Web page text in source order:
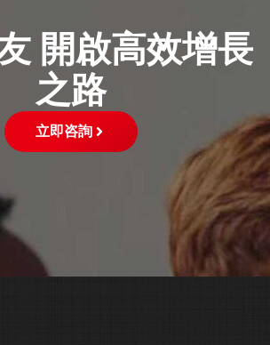
開啟高效增長
之路
立即咨詢